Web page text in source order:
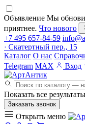
Объявление Мы
приятнее. Что нового
+7 495 657-84-59
· Скатертный пер., 15
Каталог О нас
Telegram MAX Вход
Показать все
Заказать звонок
Открыть меню